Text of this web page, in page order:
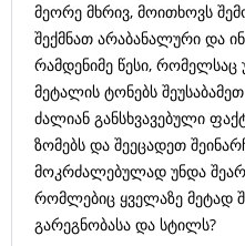
მეორე მხრივ, მოითხოვს
შექმნათ არაბანალური და
რამდენიმე წესი,
მეტალის ტონებს
ძალიან განსხვავებული
ზომებს და შეეცადეთ
მოკრძალებულად უნდა
რომლებიც ყველაზე მეტად
გარეგნობასა და სტილს?